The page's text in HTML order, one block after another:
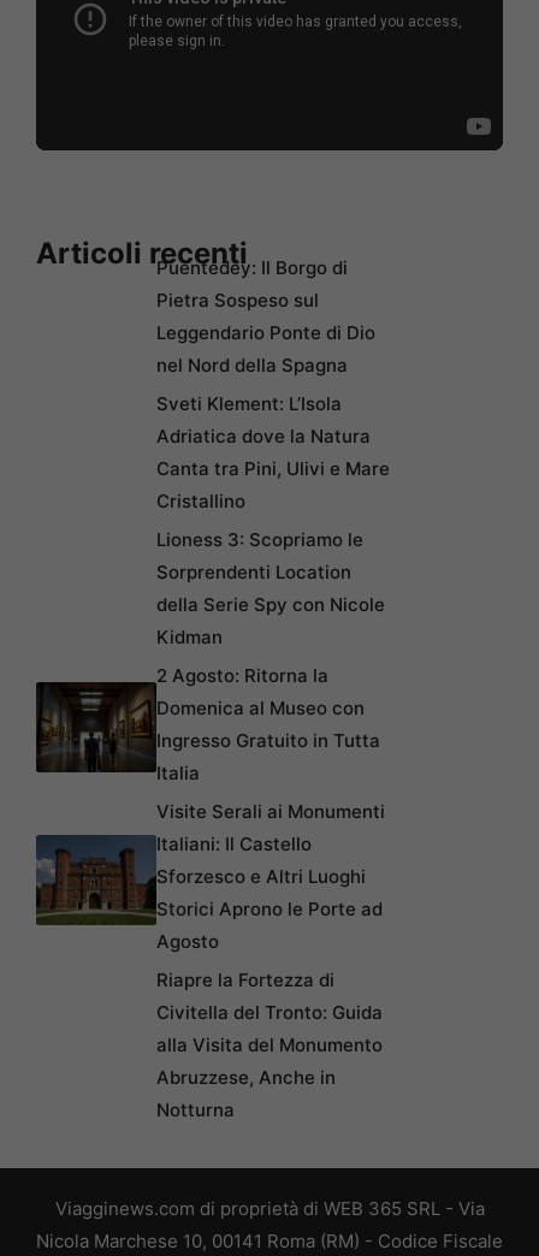
Articoli recentiPuentedey: Il Borgo di
Pietra Sospeso sul
Leggendario Ponte di Dio
nel Nord della Spagna
Sveti Klement: L’Isola
Adriatica dove la Natura
Canta tra Pini, Ulivi e Mare
Cristallino
Lioness 3: Scopriamo le
Sorprendenti Location
della Serie Spy con Nicole
Kidman
2 Agosto: Ritorna la
Domenica al Museo con
Ingresso Gratuito in Tutta
Italia
Visite Serali ai Monumenti
Italiani: Il Castello
Sforzesco e Altri Luoghi
Storici Aprono le Porte ad
Agosto
Riapre la Fortezza di
Civitella del Tronto: Guida
alla Visita del Monumento
Abruzzese, Anche in
Notturna
Viagginews.com di proprietà di WEB 365 SRL - Via
Nicola Marchese 10, 00141 Roma (RM) - Codice Fiscale